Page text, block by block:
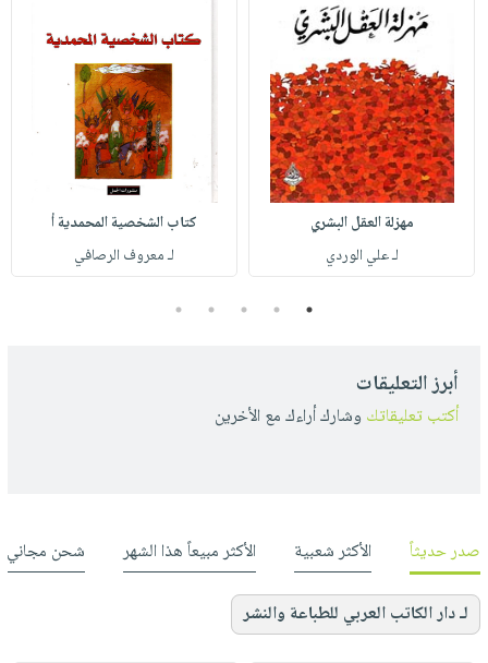
مهزلة العقل البشري
لـ علي الوردي
كتاب الشخصية المحمدية أ
لـ معروف الرصافي
1
2
3
4
5
أبرز التعليقات
أكتب تعليقاتك وشارك أراءك مع الأخرين
صدر حديثاً الأكثر شعبية الأكثر مبيعاً هذا الشهر شحن مجاني
لـ دار الكاتب العربي للطباعة والنشر